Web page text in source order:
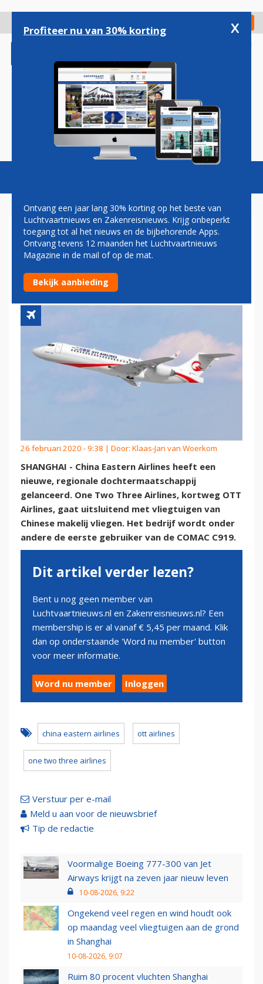
gaan
Check in
Magazine Podcasts Vacatures
NIEUWKOMER OTT AIRLINES
OP PAD MET CHINESE
VLIEGTUIGEN
26 februari 2020 - 9:38 | Door: Klaas-Jan van Woerkom
SHANGHAI - China Eastern Airlines heeft een
nieuwe, regionale dochtermaatschappij
gelanceerd. One Two Three Airlines, kortweg OTT
Airlines, gaat uitsluitend met vliegtuigen van
Chinese makelij vliegen. Het bedrijf wordt onder
andere de eerste gebruiker van de COMAC C919.
Dit artikel verder lezen?
Bent u nog geen member van
Luchtvaartnieuws.nl en Zakenreisnieuws.nl? Een
membership is er al vanaf € 5,45 per maand. Klik
dan op onderstaande 'Word nu member' button
voor meer informatie.
Word nu member Inloggen
china eastern airlines ott airlines
one two three airlines
Verstuur per e-mail
Meld u aan voor de nieuwsbrief
Tip de redactie
Voormalige Boeing 777-300 van Jet
Airways krijgt na zeven jaar nieuw leven
10-08-2026, 9:22
Ongekend veel regen en wind houdt ook
op maandag veel vliegtuigen aan de grond
in Shanghai
10-08-2026, 9:07
Ruim 80 procent vluchten Shanghai
Profiteer nu van 30% korting x
Ontvang een jaar lang 30% korting op het beste van
Luchtvaartnieuws en Zakenreisnieuws. Krijg onbeperkt
toegang tot al het nieuws en de bijbehorende Apps.
Ontvang tevens 12 maanden het Luchtvaartnieuws
Magazine in de mail of op de mat.
Bekijk aanbieding